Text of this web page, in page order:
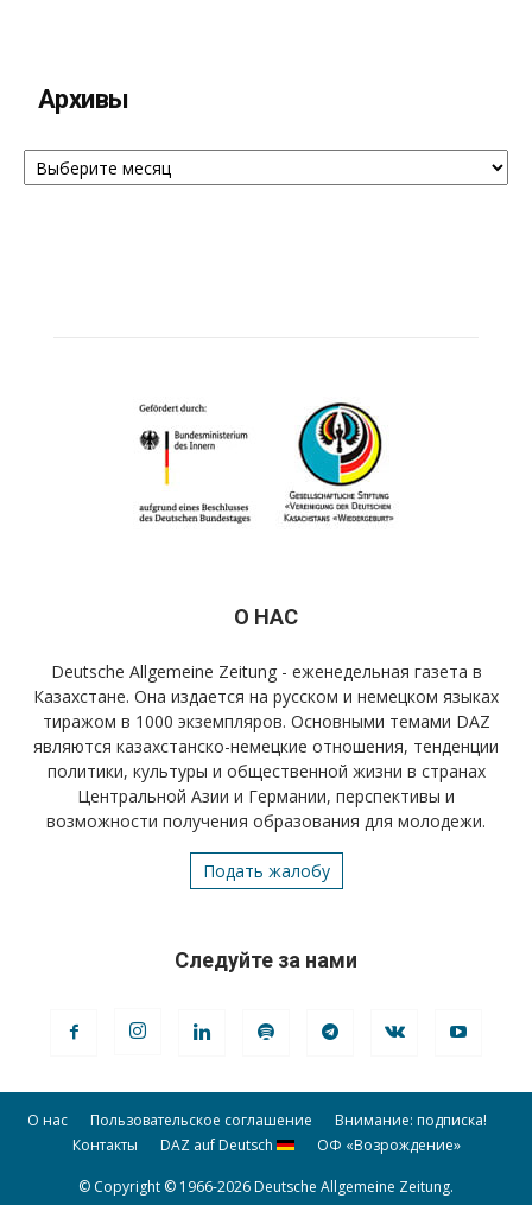
Архивы
Архивы
О НАС
Deutsche Allgemeine Zeitung - еженедельная газета в
Казахстане. Она издается на русском и немецком языках
тиражом в 1000 экземпляров. Основными темами DAZ
являются казахстанско-немецкие отношения, тенденции
политики, культуры и общественной жизни в странах
Центральной Азии и Германии, перспективы и
возможности получения образования для молодежи.
Подать жалобу
Следуйте за нами
О нас Пользовательское соглашение
Внимание: подписка!
Контакты
DAZ auf Deutsch ОФ «Возрождение»
© Copyright © 1966-2026 Deutsche Allgemeine Zeitung.